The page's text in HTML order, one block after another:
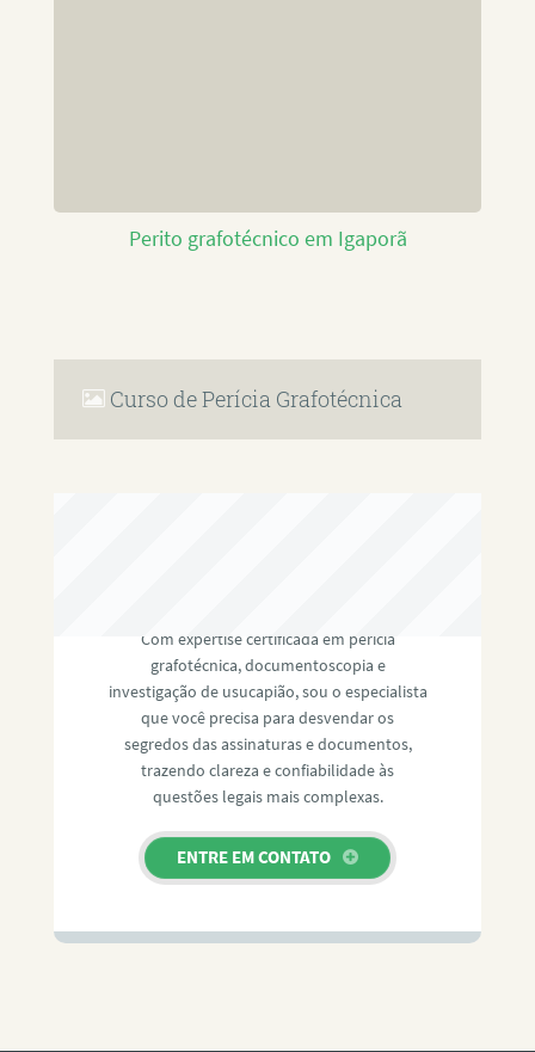
Perito grafotécnico em Igaporã
Curso de Perícia Grafotécnica
Com expertise certificada em perícia
grafotécnica, documentoscopia e
investigação de usucapião, sou o especialista
que você precisa para desvendar os
segredos das assinaturas e documentos,
trazendo clareza e confiabilidade às
questões legais mais complexas.
ENTRE EM CONTATO